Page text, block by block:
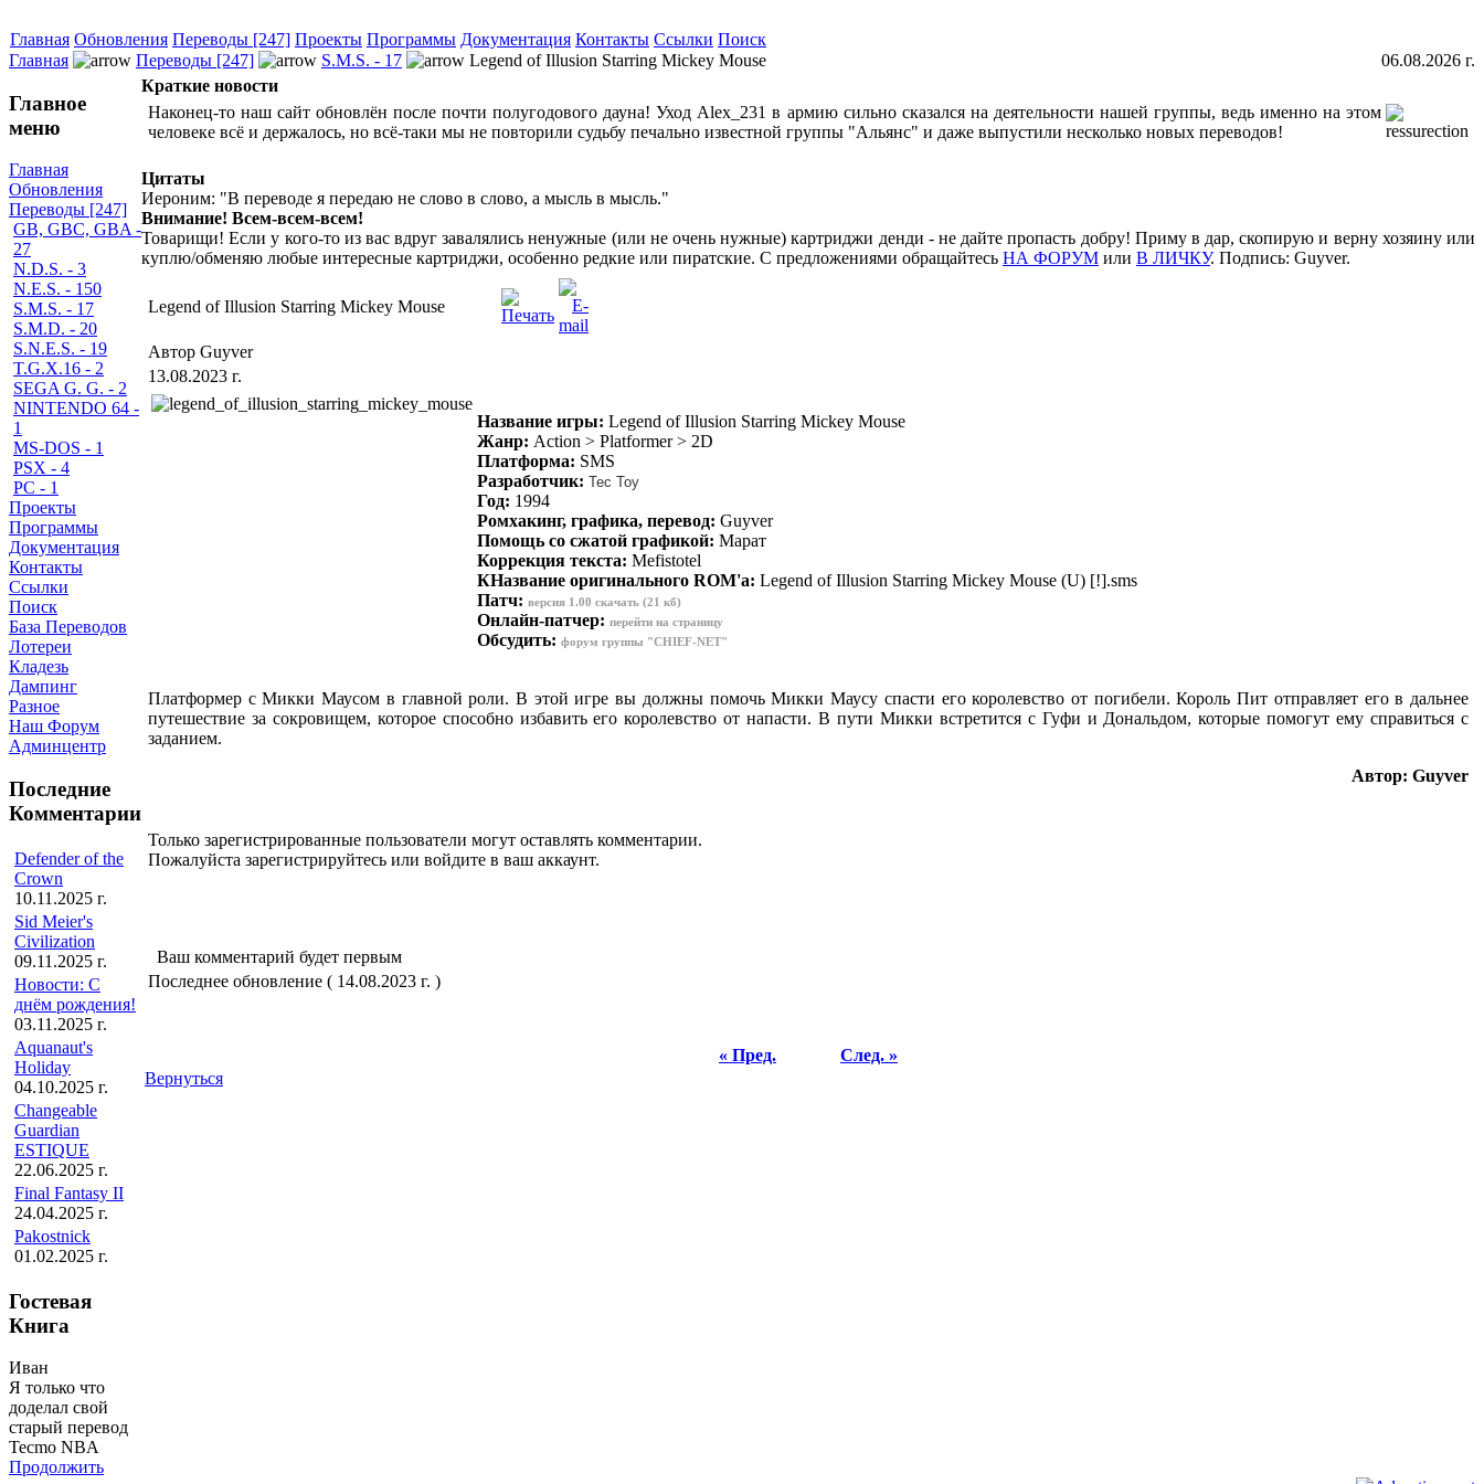
Главная Обновления Переводы [247] Проекты Программы Документация Контакты Ссылки Поиск
Главная
Переводы [247] S.M.S. - 17 Legend of Illusion Starring Mickey Mouse 06.08.2026 г.
Главное
меню
Главная
Обновления
Переводы [247]
GB, GBC, GBA -
27
N.D.S. - 3
N.E.S. - 150
S.M.S. - 17
S.M.D. - 20
S.N.E.S. - 19
T.G.X.16 - 2
SEGA G. G. - 2
NINTENDO 64 -
1
MS-DOS - 1
PSX - 4
PC - 1
Проекты
Программы
Документация
Контакты
Ссылки
Поиск
База Переводов
Лотереи
Кладезь
Дампинг
Разное
Наш Форум
Админцентр
Последние
Комментарии
Defender of the
Crown
10.11.2025 г.
Sid Meier's
Civilization
09.11.2025 г.
Новости: С
днём рождения!
03.11.2025 г.
Aquanaut's
Holiday
04.10.2025 г.
Changeable
Guardian
ESTIQUE
22.06.2025 г.
Final Fantasy II
24.04.2025 г.
Pakostnick
01.02.2025 г.
Гостевая
Книга
Иван
Я только что
доделал свой
старый перевод
Tecmo NBA
Продолжить
Краткие новости
Наконец-то наш сайт обновлён после почти полугодового дауна! Уход Alex_231 в армию сильно сказался на деятельности нашей группы, ведь именно на этом
человеке всё и держалось, но всё-таки мы не повторили судьбу печально известной группы "Альянс" и даже выпустили несколько новых переводов!
Цитаты
Иероним: "В переводе я передаю не слово в слово, а мысль в мысль."
Внимание! Всем-всем-всем!
Товарищи! Если у кого-то из вас вдруг завалялись ненужные (или не очень нужные) картриджи денди - не дайте пропасть добру! Приму в дар, скопирую и верну хозяину или
куплю/обменяю любые интересные картриджи, особенно редкие или пиратские. С предложениями обращайтесь НА ФОРУМ или В ЛИЧКУ. Подпись: Guyver.
Legend of Illusion Starring Mickey Mouse
Автор Guyver
13.08.2023 г.
Название игры: Legend of Illusion Starring Mickey Mouse
Жанр: Action > Platformer > 2D
Платформа: SMS
Разработчик: Tec Toy
Год: 1994
Ромхакинг, графика, перевод: Guyver
Помощь со сжатой графикой: Марат
Коррекция текста: Mefistotel
КНазвание оригинального ROM'а: Legend of Illusion Starring Mickey Mouse (U) [!].sms
Патч: версия 1.00 скачать (21 кб)
Онлайн-патчер: перейти на страницу
Обсудить: форум группы "CHIEF-NET"
Платформер с Микки Маусом в главной роли. В этой игре вы должны помочь Микки Маусу спасти его королевство от погибели. Король Пит отправляет его в дальнее
путешествие за сокровищем, которое способно избавить его королевство от напасти. В пути Микки встретится с Гуфи и Дональдом, которые помогут ему справиться с
заданием.
Автор: Guyver
Только зарегистрированные пользователи могут оставлять комментарии.
Пожалуйста зарегистрируйтесь или войдите в ваш аккаунт.
Ваш комментарий будет первым
Последнее обновление ( 14.08.2023 г. )
« Пред.
След. »
Вернуться